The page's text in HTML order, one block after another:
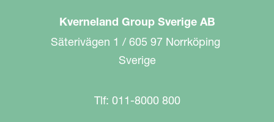
Kverneland Group Sverige AB
Säterivägen 1 / 605 97 Norrköping
Sverige
Tlf: 011-8000 800